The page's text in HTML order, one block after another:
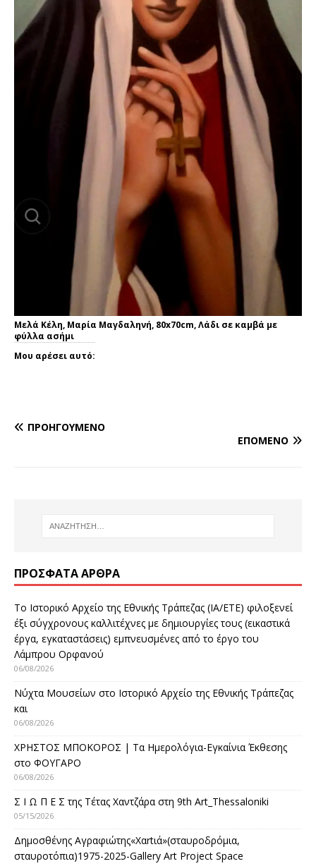
Μελά Κέλη, Μαρία Μαγδαληνή, 80x70cm, Λάδι σε καμβά με
φύλλα ασήμι
Μου αρέσει αυτό:
ΠΡΟΗΓΟΎΜΕΝΟ
ΕΠΌΜΕΝΟ
ΠΡΌΣΦΑΤΑ ΆΡΘΡΑ
Το Ιστορικό Αρχείο της Εθνικής Τράπεζας (ΙΑ/ΕΤΕ) φιλοξενεί
έξι σύγχρονους καλλιτέχνες με δημιουργίες τους (εικαστικά
έργα, εγκαταστάσεις) εμπνευσμένες από το έργο του
Λάμπρου Ορφανού
06/08/2026
Νύχτα Μουσείων στο Ιστορικό Αρχείο της Εθνικής Τράπεζας
και
06/08/2026
ΧΡΗΣΤΟΣ ΜΠΟΚΟΡΟΣ | Τα Ημερολόγια-Εγκαίνια Έκθεσης
στο ΦΟΥΓΑΡΟ
06/08/2026
Σ Ι Ω Π Ε Σ της Τέτας Χαντζάρα στη 9th Art_Thessaloniki
05/15/2026
Δημοσθένης Αγραφιώτης«Xαrtιά»(σταυροδρόμια,
σταυροτόπια)1975-2025-Gallery Art Project Space